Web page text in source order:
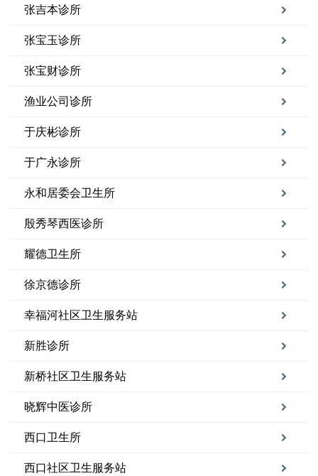
张吉本诊所
张宝玉诊所
张宝财诊所
渔业公司诊所
于庆彬诊所
于广永诊所
永和居委会卫生所
殷秀琴西医诊所
耀德卫生所
徐京德诊所
幸福河社区卫生服务站
新胜诊所
新桥社区卫生服务站
晓辉中医诊所
西口卫生所
西口社区卫生服务站